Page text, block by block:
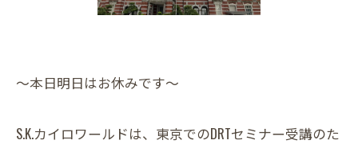
～本日明日はお休みです～
S.K.カイロワールドは、東京でのDRTセミナー受講のた